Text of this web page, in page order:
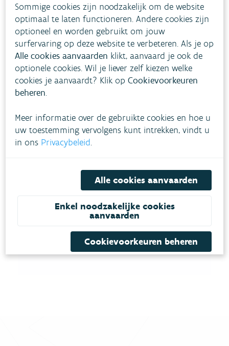
Download pdf
Sommige cookies zijn noodzakelijk om de website
optimaal te laten functioneren. Andere cookies zijn
optioneel en worden gebruikt om jouw
surfervaring op deze website te verbeteren. Als je op
Alle cookies aanvaarden klikt, aanvaard je ook de
optionele cookies. Wil je liever zelf kiezen welke
cookies je aanvaardt? Klik opCookievoorkeuren
beheren.
Meer informatie over de gebruikte cookies en hoe u
uw toestemming vervolgens kunt intrekken, vindt u
in ons Privacybeleid.
Alle cookies aanvaarden
Enkel noodzakelijke cookies
aanvaarden
Cookievoorkeuren beheren